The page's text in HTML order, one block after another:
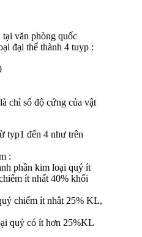
văn phòng quốc
đại thể thành 4 tuyp :
chỉ số độ cứng của vật
typ1 đến 4 như trên
:
phần kim loại quý ít
ít nhất 40% khối
chiếm ít nhât 25% KL,
quý có ít hơn 25%KL